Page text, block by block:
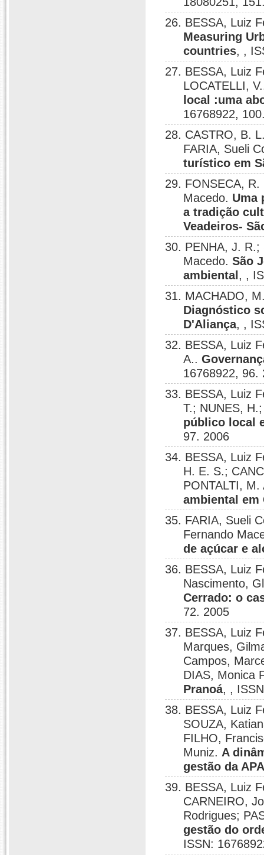
26. BESSA, Luiz
Measuring
countries, ,
27. BESSA, Luiz
LOCATELLI,
local :uma
16768922,
28. CASTRO, B.
FARIA, Sueli
turístico em
29. FONSECA,
Macedo. Uma
a tradição
Veadeiros-
30. PENHA, J. R.;
Macedo.São
ambiental , ,
31. MACHADO,
Diagnóstico
D'Aliança, ,
32. BESSA, Luiz
A..
16768922, 96.
33. BESSA, Luiz
T.; NUNES,
público local
97. 2006
34. BESSA, Luiz
H. E. S.;
PONTALTI,
ambiental em
35. FARIA, Sueli
Fernando
de açúcar e
36. BESSA, Luiz
Nascimento,
Cerrado: o
72. 2005
37. BESSA, Luiz
Marques,
Campos,
DIAS, Monica
Pranoá, ,
38. BESSA, Luiz
SOUZA,
FILHO,
Muniz. A
gestão da
39. BESSA, Luiz
CARNEIRO,
Rodrigues;
gestão do
ISSN: